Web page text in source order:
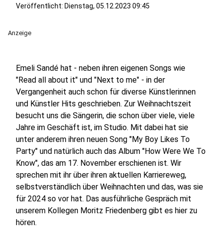
Veröffentlicht: Dienstag, 05.12.2023 09:45
Anzeige
Emeli Sandé hat - neben ihren eigenen Songs wie
"Read all about it" und "Next to me" - in der
Vergangenheit auch schon für diverse Künstlerinnen
und Künstler Hits geschrieben. Zur Weihnachtszeit
besucht uns die Sängerin, die schon über viele, viele
Jahre im Geschäft ist, im Studio. Mit dabei hat sie
unter anderem ihren neuen Song "My Boy Likes To
Party" und natürlich auch das Album "How Were We To
Know", das am 17. November erschienen ist. Wir
sprechen mit ihr über ihren aktuellen Karriereweg,
selbstverständlich über Weihnachten und das, was sie
für 2024 so vor hat. Das ausführliche Gespräch mit
unserem Kollegen Moritz Friedenberg gibt es hier zu
hören.